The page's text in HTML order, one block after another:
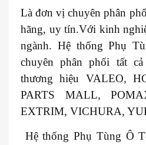
Là đơn vị chuyên phân
hãng, uy tín.Với kinh
ngành. Hệ thống Phụ
chuyên phân phối tất
thương hiệu VALEO,
PARTS MALL,
EXTRIM, VICHURA,
Hệ thống Phụ Tùng Ô